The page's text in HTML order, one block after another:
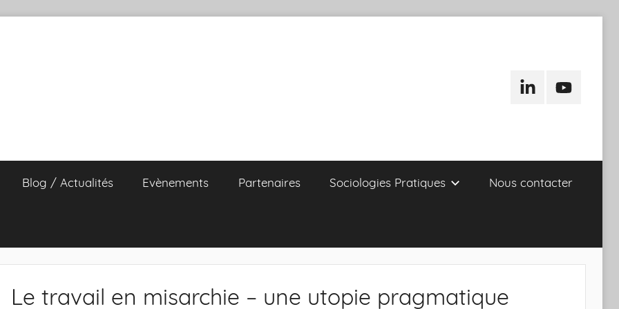
LinkedInYoutube
Blog / Actualités Evènements Partenaires Sociologies Pratiques Nous contacter
Le travail en misarchie – une utopie pragmatique